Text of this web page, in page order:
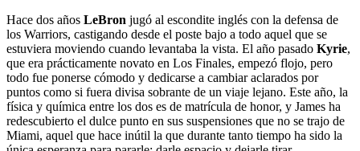
Hace dos años LeBron jugó al escondite inglés con la defensa de
los Warriors, castigando desde el poste bajo a todo aquel que se
estuviera moviendo cuando levantaba la vista. El año pasado Kyrie,
que era prácticamente novato en Los Finales, empezó flojo, pero
todo fue ponerse cómodo y dedicarse a cambiar aclarados por
puntos como si fuera divisa sobrante de un viaje lejano. Este año, la
física y química entre los dos es de matrícula de honor, y James ha
redescubierto el dulce punto en sus suspensiones que no se trajo de
Miami, aquel que hace inútil la que durante tanto tiempo ha sido la